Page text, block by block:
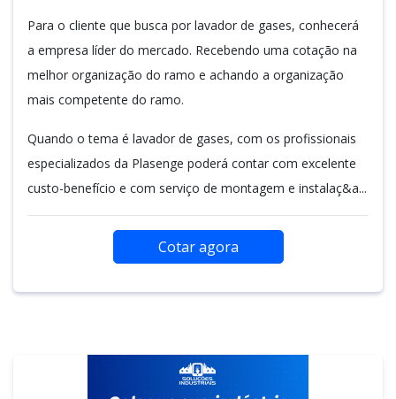
Para o cliente que busca por lavador de gases, conhecerá
a empresa líder do mercado. Recebendo uma cotação na
melhor organização do ramo e achando a organização
mais competente do ramo.
Quando o tema é lavador de gases, com os profissionais
especializados da Plasenge poderá contar com excelente
custo-benefício e com serviço de montagem e instalaç&a...
Cotar agora